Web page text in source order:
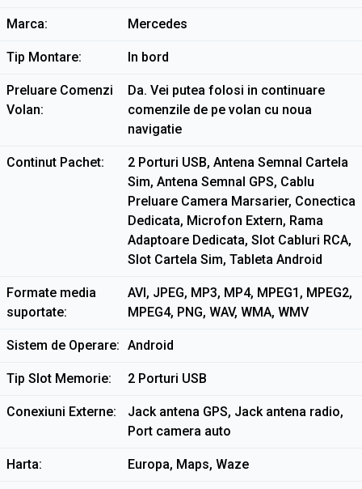
Marca Mercedes
Tip Montare In bord
Preluare Comenzi
Volan
Da. Vei putea folosi in continuare
comenzile de pe volan cu noua
navigatie
Continut Pachet
2 Porturi USB, Antena Semnal Cartela
Sim, Antena Semnal GPS, Cablu
Preluare Camera Marsarier, Conectica
Dedicata, Microfon Extern, Rama
Adaptoare Dedicata, Slot Cabluri RCA,
Slot Cartela Sim, Tableta Android
Formate media
suportate
AVI, JPEG, MP3, MP4, MPEG1, MPEG2,
MPEG4, PNG, WAV, WMA, WMV
Sistem de Operare Android
Tip Slot Memorie 2 Porturi USB
Conexiuni Externe
Jack antena GPS, Jack antena radio,
Port camera auto
Harta Europa, Maps, Waze